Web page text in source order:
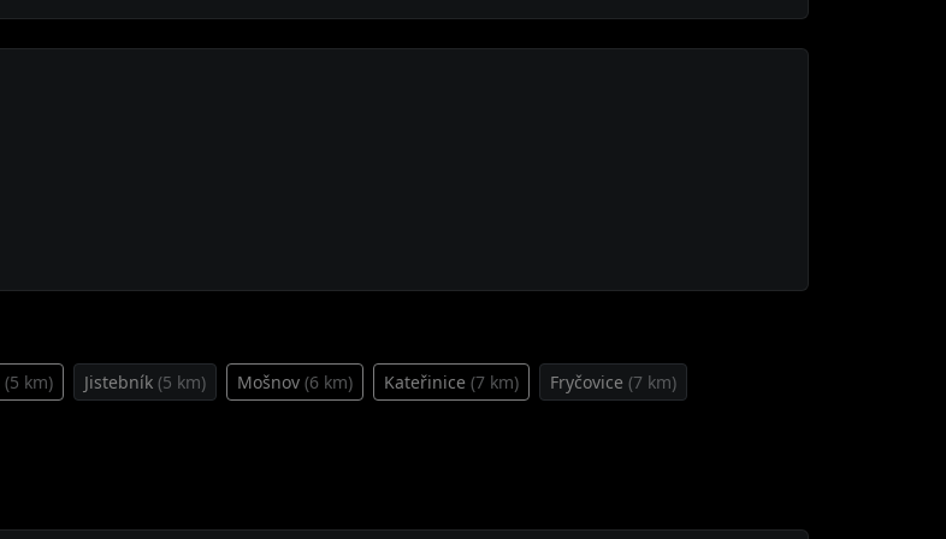
(5 km) Jistebník (5 km) Mošnov (6 km) Kateřinice (7 km) Fryčovice (7 km)